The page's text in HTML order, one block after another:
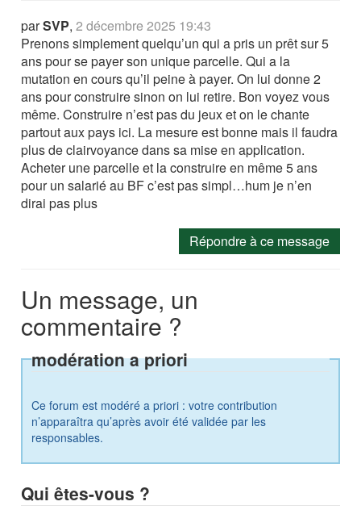
parSVP,2 décembre 2025 19:43
Prenons simplement quelqu’un qui a pris un prêt sur 5
ans pour se payer son unique parcelle. Qui a la
mutation en cours qu’il peine à payer. On lui donne 2
ans pour construire sinon on lui retire. Bon voyez vous
même. Construire n’est pas du jeux et on le chante
partout aux pays ici. La mesure est bonne mais il faudra
plus de clairvoyance dans sa mise en application.
Acheter une parcelle et la construire en même 5 ans
pour un salarié au BF c’est pas simpl…hum je n’en
dirai pas plus
Répondre à ce message
Un message, un
commentaire ?
modération a priori
Ce forum est modéré a priori : votre contribution
n’apparaîtra qu’après avoir été validée par les
responsables.
Qui êtes-vous ?